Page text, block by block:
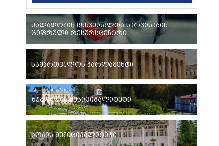
ძალადობის მსხვერპლთა სერვისების
ციფრული რესურსცენტრი
საქართველოს პარლამენტი
ზუგდიდის მუნიციპალიტეტი
ხობის მუნიციპალიტეტი